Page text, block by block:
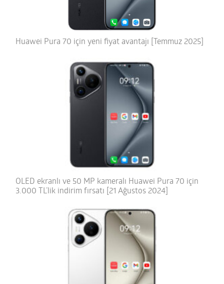
Huawei Pura 70 için yeni fiyat avantajı [Temmuz 2025]
OLED ekranlı ve 50 MP kameralı Huawei Pura 70 için
3.000 TL’lik indirim fırsatı [21 Ağustos 2024]